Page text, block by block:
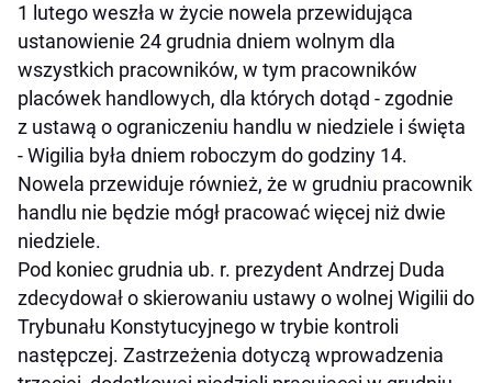
1 lutego weszła w życie nowela przewidująca
ustanowienie 24 grudnia dniem wolnym dla
wszystkich pracowników, w tym pracowników
placówek handlowych, dla których dotąd - zgodnie
z ustawą o ograniczeniu handlu w niedziele i święta
- Wigilia była dniem roboczym do godziny 14.
Nowela przewiduje również, że w grudniu pracownik
handlu nie będzie mógł pracować więcej niż dwie
niedziele.
Pod koniec grudnia ub. r. prezydent Andrzej Duda
zdecydował o skierowaniu ustawy o wolnej Wigilii do
Trybunału Konstytucyjnego w trybie kontroli
następczej. Zastrzeżenia dotyczą wprowadzenia